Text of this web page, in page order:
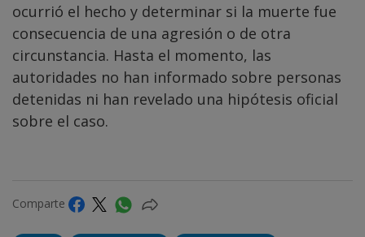
ocurrió el hecho y determinar si la muerte fue
consecuencia de una agresión o de otra
circunstancia. Hasta el momento, las
autoridades no han informado sobre personas
detenidas ni han revelado una hipótesis oficial
sobre el caso.
Comparte